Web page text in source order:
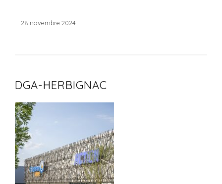
· 28 novembre 2024
DGA-HERBIGNAC